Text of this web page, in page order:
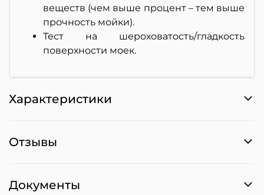
веществ (чем выше процент – тем выше
прочность мойки).
Тест на шероховатость/гладкость
поверхности моек.
Характеристики
Отзывы
Документы